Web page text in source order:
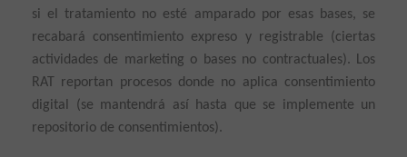
si el tratamiento no esté amparado por esas bases, se
recabará consentimiento expreso y registrable (ciertas
actividades de marketing o bases no contractuales). Los
RAT reportan procesos donde no aplica consentimiento
digital (se mantendrá así hasta que se implemente un
repositorio de consentimientos).